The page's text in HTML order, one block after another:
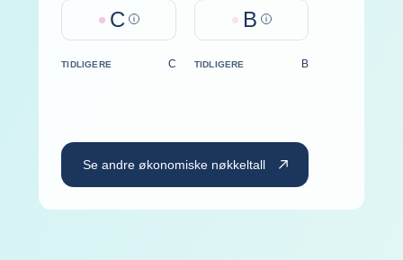
C Help B Help
TIDLIGERE C TIDLIGERE B
Se andre økonomiske nøkkeltall